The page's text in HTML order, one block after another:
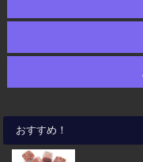
おすすめ！